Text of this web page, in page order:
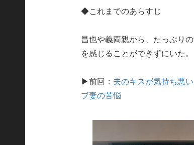
◆これまでのあらすじ
昌也や義両親から、たっぷり
を感じることができずにいた。
▶前回： 夫のキスが気持ち悪
ブ妻の苦悩